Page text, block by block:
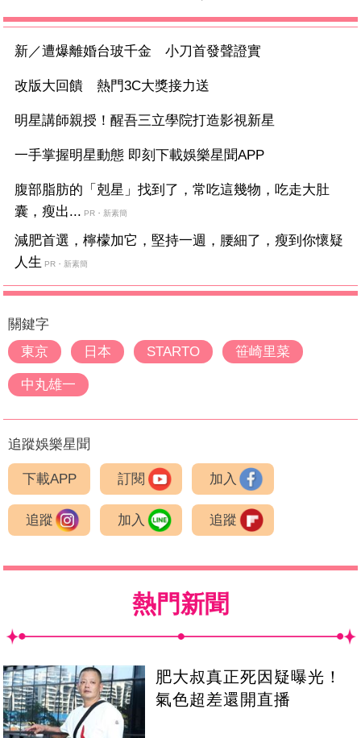
新／遭爆離婚台玻千金 小刀首發聲證實
改版大回饋 熱門3C大獎接力送
明星講師親授！醒吾三立學院打造影視新星
一手掌握明星動態 即刻下載娛樂星聞APP
腹部脂肪的「剋星」找到了，常吃這幾物，吃走大肚
囊，瘦出... PR・新素簡
減肥首選，檸檬加它，堅持一週，腰細了，瘦到你懷疑
人生 PR・新素簡
關鍵字
東京
日本 STARTO 笹崎里菜
中丸雄一
追蹤娛樂星聞
下載APP 訂閱 加入
追蹤 加入 追蹤
熱門新聞
肥大叔真正死因疑曝光！
氣色超差還開直播